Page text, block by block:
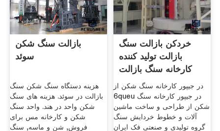
بازالت سنگ شکن
سوئد
هزینه دستگاه سنگ شکن سنگ
بازالت در سوئد. هزینه های سنگ
شکن واحد در هند. واحد سنگ
شکن و کارخانه مس برای
فروش, شن و ماسه, سنگ
خردکن بازالت سنگ
بازالت تولید کننده
کارخانه سنگ بازالت
در جیپور کارخانه سنگ شکن از
6queu در جیپور کارخانه سنگ
شکن از طراحی و ساخت ماشین
آلات و خطوط خردایش سنگ
گروه تولیدی و صنعتی فک ایران